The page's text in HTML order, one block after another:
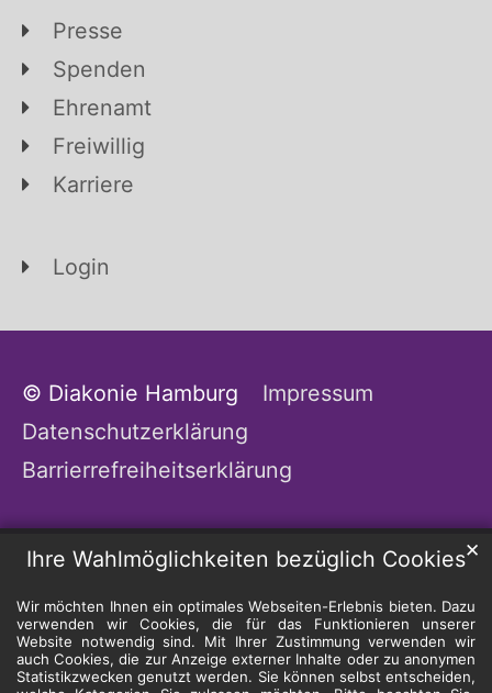
Ihre Wahlmöglichkeiten bezüglich Cookies
Wir möchten Ihnen ein optimales Webseiten-Erlebnis bieten. Dazu
verwenden wir Cookies, die für das Funktionieren unserer
Website notwendig sind. Mit Ihrer Zustimmung verwenden wir
auch Cookies, die zur Anzeige externer Inhalte oder zu anonymen
Statistikzwecken genutzt werden. Sie können selbst entscheiden,
✕
Presse
Spenden
Ehrenamt
Freiwillig
Karriere
Login
© Diakonie Hamburg
Impressum
Datenschutzerklärung
Barrierrefreiheitserklärung